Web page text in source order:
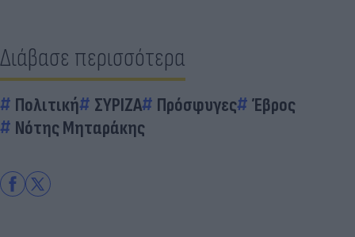
Διάβασε περισσότερα
Πολιτική ΣΥΡΙΖΑ Πρόσφυγες
Έβρος
Νότης Μηταράκης